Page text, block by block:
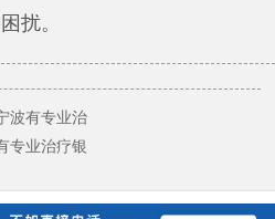
扰。
波有专业治
专业治疗银